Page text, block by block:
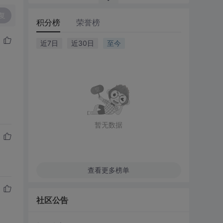
积分榜 荣誉榜
近7日 近30日 至今
暂无数据
查看更多榜单
社区公告